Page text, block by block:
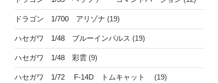
ドラゴン 1/700 アリゾナ (19)
ハセガワ 1/48 ブルーインパルス (19)
ハセガワ 1/48 彩雲 (9)
ハセガワ 1/72 F-14D トムキャット (19)